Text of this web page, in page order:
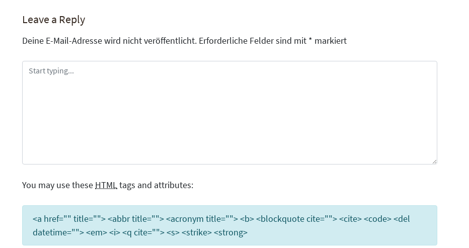
Leave a Reply
Deine E-Mail-Adresse wird nicht veröffentlicht. Erforderliche Felder sind mit * markiert
You may use these HTMLtags and attributes:
<a href="" title=""> <abbr title=""> <acronym title=""> <b> <blockquote cite=""> <cite> <code> <del
datetime=""> <em> <i> <q cite=""> <s> <strike> <strong>